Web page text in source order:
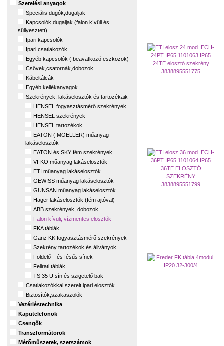
Szerelési anyagok
Speciális dugók,dugaljak
Kapcsolók,dugaljak (falon kívüli és
süllyesztett)
Ipari kapcsolók
Ipari csatlakozók
Egyéb kapcsolók ( beavatkozó eszközök)
Csövek,csatornák,dobozok
Kábeltálcák
Egyéb kellékanyagok
Szekrények, lakáselosztók és tartozékaik
HENSEL fogyasztásmérő szekrények
HENSEL szekrények
HENSEL tartozékok
EATON ( MOELLER) műanyag
lakáselosztók
EATON és SKY fém szekrények
VI-KO műanyag lakáselosztók
ETI műanyag lakáselosztók
GEWISS műanyag lakáselosztók
GUNSAN műanyag lakáselosztók
Hager lakáselosztók (fém ajtóval)
ABB szekrények, dobozok
Falon kívüli, vízmentes elosztók
FKA táblák
Ganz KK fogyasztásmérő szekrények
Szekrény tartozékok és állványok
Földelő – és fésűs sínek
Felirati táblák
TS 35 U sín és szigetelő bak
Csatlakozókkal szerelt ipari elosztók
Biztosítók,szakaszolók
Vezérléstechnika
Kaputelefonok
Csengők
Transzformátorok
Mérőműszerek, szerszámok